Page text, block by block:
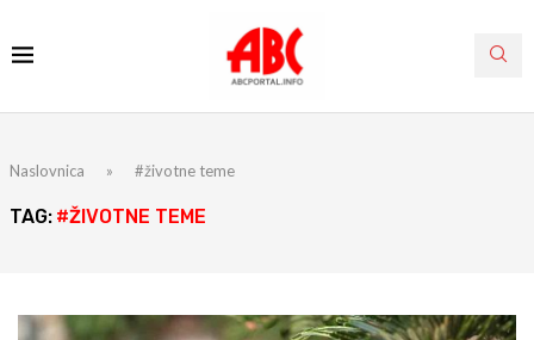
Naslovnica » #životne teme
TAG: #ŽIVOTNE TEME